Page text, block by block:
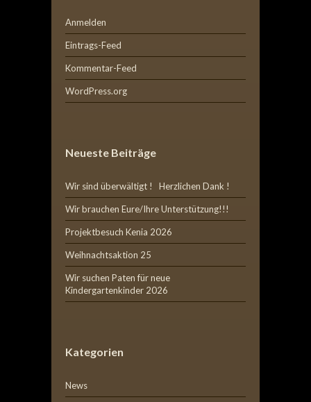
Anmelden
Eintrags-Feed
Kommentar-Feed
WordPress.org
Neueste Beiträge
Wir sind überwältigt ! Herzlichen Dank !
Wir brauchen Eure/Ihre Unterstützung!!!
Projektbesuch Kenia 2026
Weihnachtsaktion 25
Wir suchen Paten für neue
Kindergartenkinder 2026
Kategorien
News